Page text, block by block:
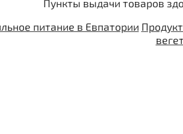
Пункты выдачи товаров
питание в Евпатории